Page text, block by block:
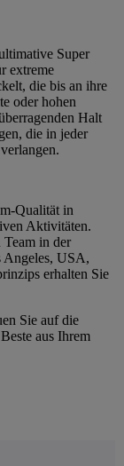
Super
extreme
die bis an ihre
oder hohen
Halt
die in jeder
Qualität in
Aktivitäten.
in der
Angeles, USA,
erhalten Sie
Sie auf die
aus Ihrem